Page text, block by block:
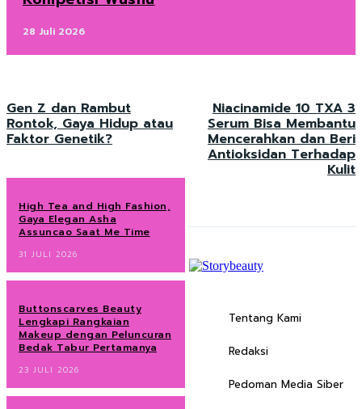
28 Juli 2026
Gen Z dan Rambut
Rontok, Gaya Hidup atau
Faktor Genetik?
Niacinamide 10 TXA 3
Serum Bisa Membantu
Mencerahkan dan Beri
Antioksidan Terhadap
Kulit
High Tea and High Fashion,
Gaya Elegan Asha
Assuncao Saat Me Time
31 JULI 2026
Buttonscarves Beauty
Lengkapi Rangkaian
Makeup dengan Peluncuran
Bedak Tabur Pertamanya
23 JULI 2026
Tentang Kami
Redaksi
Pedoman Media Siber